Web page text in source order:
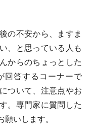
の不安から、ますま
、と思っている人も
からのちょっとした
回答するコーナーで
ついて、注意点やお
。専門家に質問した
いします。